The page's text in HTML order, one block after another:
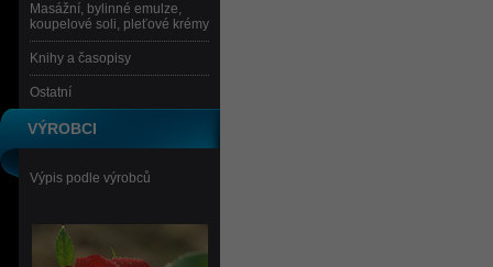
Masážní, bylinné emulze,
koupelové soli, pleťové krémy
Knihy a časopisy
Ostatní
VÝROBCI
Výpis podle výrobců